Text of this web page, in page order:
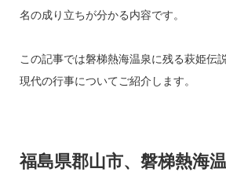
名の成り立ちが分かる内容です。
この記事では磐梯熱海温泉に残る萩姫伝
現代の行事についてご紹介します。
福島県郡山市、磐梯熱海